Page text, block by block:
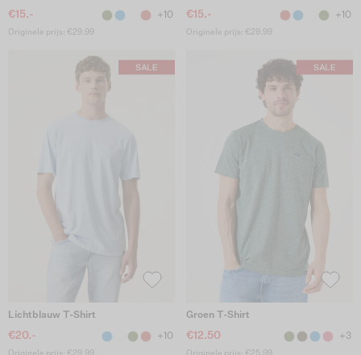
€15.- +10
Originele prijs: €29.99
€15.- +10
Originele prijs: €29.99
Lichtblauw T-Shirt
€20.- +10
Groen T-Shirt
€12.50 +3